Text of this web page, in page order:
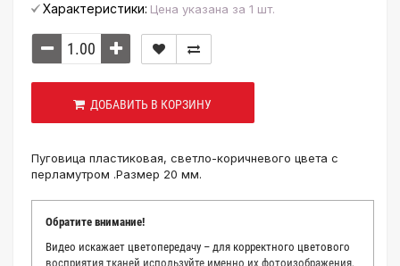
Характеристики: Цена указана за 1 шт.
ДОБАВИТЬ В КОРЗИНУ
Пуговица пластиковая, светло-коричневого цвета с
перламутром .Размер 20 мм.
Обратите внимание!
Видео искажает цветопередачу – для корректного цветового
восприятия тканей используйте именно их фотоизображения,